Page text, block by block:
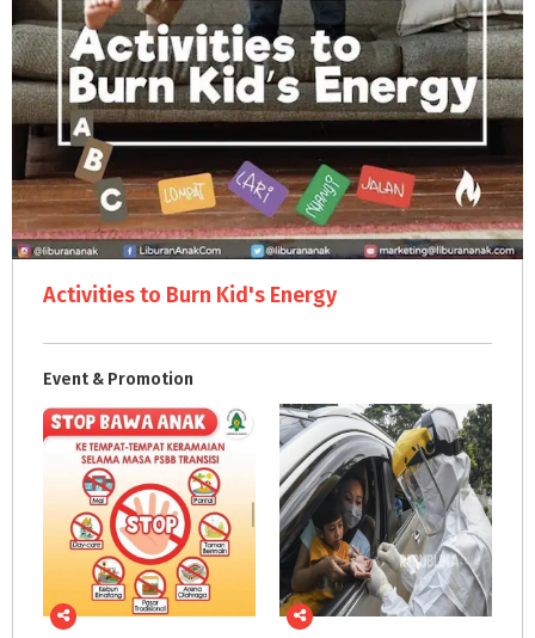
Activities to Burn Kid's Energy
Event & Promotion